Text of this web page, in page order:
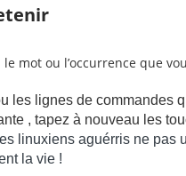
mot ou l’occurrence que
les lignes de commandes
, tapez à nouveau les
linuxiens aguérris ne pas
la vie !